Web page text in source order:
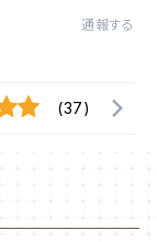
通報する
(37)